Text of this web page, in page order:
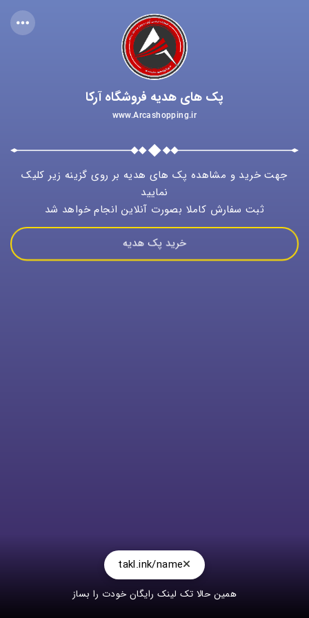
پک های هدیه فروشگاه آرکا
www.Arcashopping.ir
جهت خرید و مشاهده پک های هدیه بر روی گزینه زیر کلیک
نمایید
ثبت سفارش کاملا بصورت آنلاین انجام خواهد شد
خرید پک هدیه
takl.ink/name
همین حالا تک لینک رایگان خودت را بساز